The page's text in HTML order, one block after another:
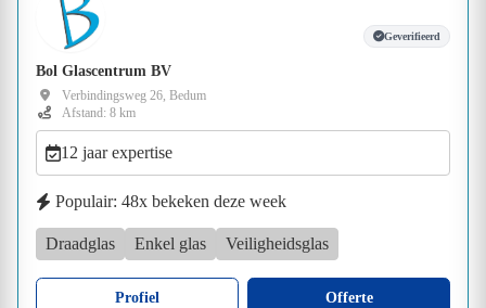
Geverifieerd
Bol Glascentrum BV
Verbindingsweg 26, Bedum
Afstand: 8 km
12 jaar expertise
Populair: 48x bekeken deze week
Draadglas Enkel glas Veiligheidsglas
Profiel Offerte